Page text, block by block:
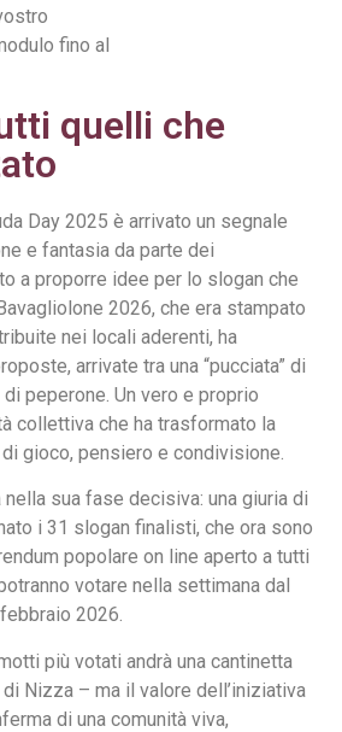
fino al
quelli che
Day 2025 è arrivato un segnale
e fantasia da parte dei
a proporre idee per lo slogan che
2026, che era stampato
nei locali aderenti, ha
arrivate tra una “pucciata” di
peperone. Un vero e proprio
collettiva che ha trasformato la
gioco, pensiero e condivisione.
sua fase decisiva: una giuria di
i 31 slogan finalisti, che ora sono
popolare on line aperto a tutti
votare nella settimana dal
2026.
più votati andrà una cantinetta
Nizza – ma il valore dell’iniziativa
di una comunità viva,